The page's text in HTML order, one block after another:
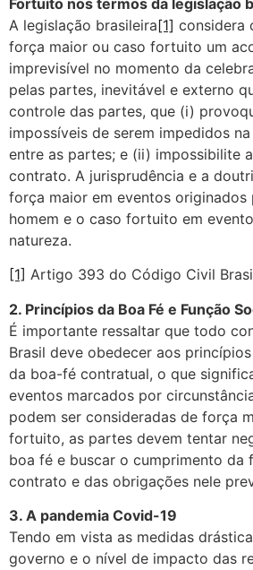
A legislação brasileira[1] considera
força maior ou caso fortuito um
imprevisível no momento da
pelas partes, inevitável e externo
controle das partes, que (i)
impossíveis de serem impedidos
entre as partes; e (ii) impossibilite
contrato. A jurisprudência e a
força maior em eventos originados
homem e o caso fortuito em
natureza.
[1] Artigo 393 do Código Civil
2. Princípios da Boa Fé e Função
É importante ressaltar que todo
Brasil deve obedecer aos
da boa-fé contratual, o que
eventos marcados por
podem ser consideradas de força
fortuito, as partes devem tentar
boa fé e buscar o cumprimento da
contrato e das obrigações nele
3. A pandemia Covid-19
Tendo em vista as medidas
governo e o nível de impacto das